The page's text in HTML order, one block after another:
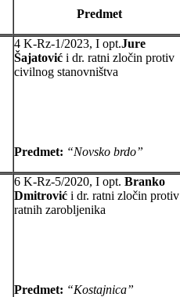
Predmet
4 K-Rz-1/2023, I opt.Jure
Šajatović i dr. ratni zločin protiv
civilnog stanovništva
Predmet: “Novsko brdo”
6 K-Rz-5/2020, I opt. Branko
Dmitrović i dr. ratni zločin protiv
ratnih zarobljenika
Predmet: “Kostajnica”